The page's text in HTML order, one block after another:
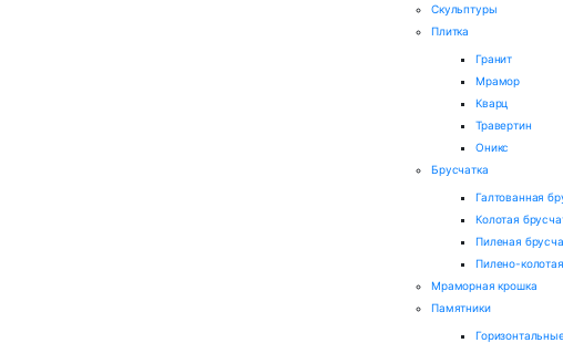
Скульптуры
Плитка
Гранит
Мрамор
Кварц
Травертин
Оникс
Брусчатка
Галтованная
Колотая
Пиленая
Пилено-
Мраморная крошка
Памятники